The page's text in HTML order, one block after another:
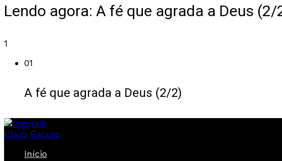
Lendo agora: A fé que agrada a Deus (2/
1
01
A fé que agrada a Deus (2/2)
Claro Escuro
Início